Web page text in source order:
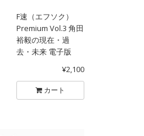
F速（エフソク）
Premium Vol.3 角田
裕毅の現在・過
去・未来 電子版
¥2,100
カート